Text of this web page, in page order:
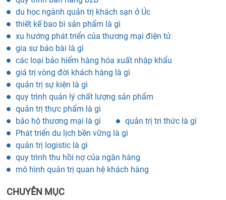
du học ngành quản trị khách sạn ở Úc
thiết kế bao bì sản phẩm là gì
xu hướng phát triển của thương mại điện tử
gia sư báo bài là gì
các loại bảo hiểm hàng hóa xuất nhập khẩu
giá trị vòng đời khách hàng là gì
quản trị sự kiện là gì
quy trình quản lý chất lượng sản phẩm
quản trị thực phẩm là gì
bảo hộ thương mại là gì
quản trị tri thức là gì
Phát triển du lịch bền vững là gì
quản trị logistic là gì
quy trình thu hồi nợ của ngân hàng
mô hình quản trị quan hệ khách hàng
CHUYÊN MỤC